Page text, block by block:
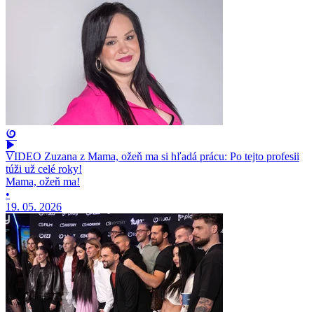
VIDEO Zuzana z Mama, ožeň ma si hľadá prácu: Po tejto profesii
túži už celé roky!
Mama, ožeň ma!
•
19. 05. 2026